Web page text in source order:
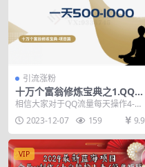
引流涨粉
十万个富翁修炼宝典之1.QQ流
量每天4-5小时，一天500-100
0
相信大家对于QQ流量每天操作4-5
个小时能赚到这么多的钱肯定很感
兴趣，那么要做到...
2023-12-07 159 9.9
VIP